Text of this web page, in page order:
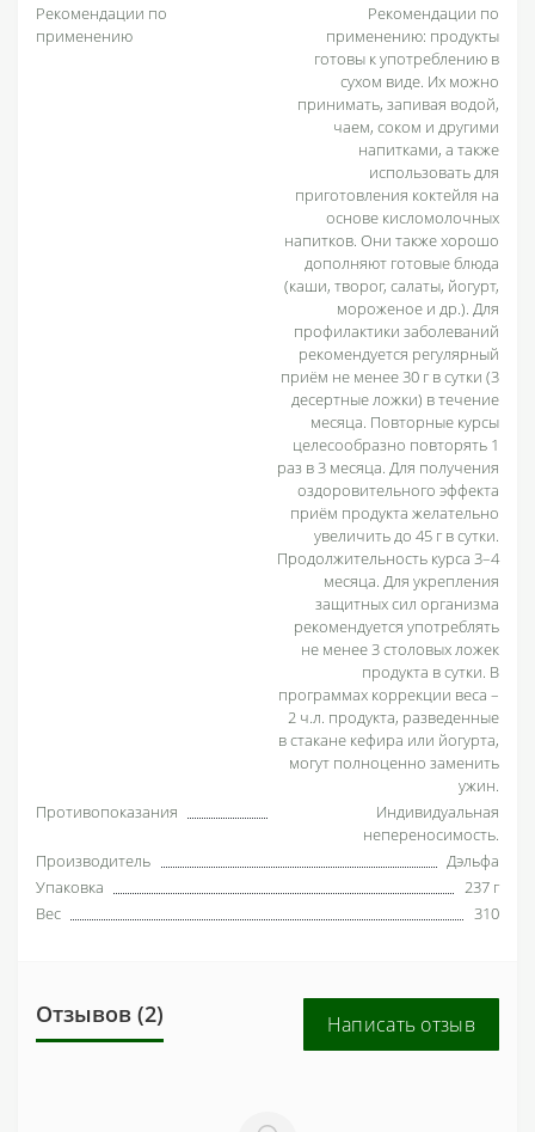
Рекомендации по
применению
Рекомендации по
применению: продукты
готовы к употреблению в
сухом виде. Их можно
принимать, запивая водой,
чаем, соком и другими
напитками, а также
использовать для
приготовления коктейля на
основе кисломолочных
напитков. Они также хорошо
дополняют готовые блюда
(каши, творог, салаты, йогурт,
мороженое и др.). Для
профилактики заболеваний
рекомендуется регулярный
приём не менее 30 г в сутки (3
десертные ложки) в течение
месяца. Повторные курсы
целесообразно повторять 1
раз в 3 месяца. Для получения
оздоровительного эффекта
приём продукта желательно
увеличить до 45 г в сутки.
Продолжительность курса 3–4
месяца. Для укрепления
защитных сил организма
рекомендуется употреблять
не менее 3 столовых ложек
продукта в сутки. В
программах коррекции веса –
2 ч.л. продукта, разведенные
в стакане кефира или йогурта,
могут полноценно заменить
ужин.
Противопоказания
Индивидуальная
непереносимость.
Производитель
Дэльфа
Упаковка
237 г
Вес
310
Отзывов (2) Написать отзыв